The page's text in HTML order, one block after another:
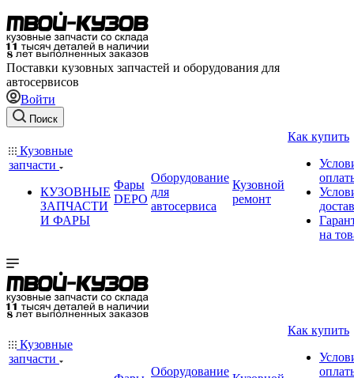
Поставки кузовных запчастей и оборудования для
автосервисов
Войти
Поиск
Кузовные
запчасти
КУЗОВНЫЕ
ЗАПЧАСТИ
И ФАРЫ
Фары
DEPO
Оборудование
для
автосервиса
Кузовной
ремонт
Как купить
на
Кузовные
запчасти
Оборудование
Как купить